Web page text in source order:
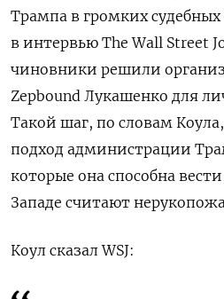
Трампа в громких судебных
в интервью The Wall Street
чиновники решили
Zepbound Лукашенко для
Такой шаг, по словам
подход администрации
которые она способна
Западе считают
Коул сказал WSJ: